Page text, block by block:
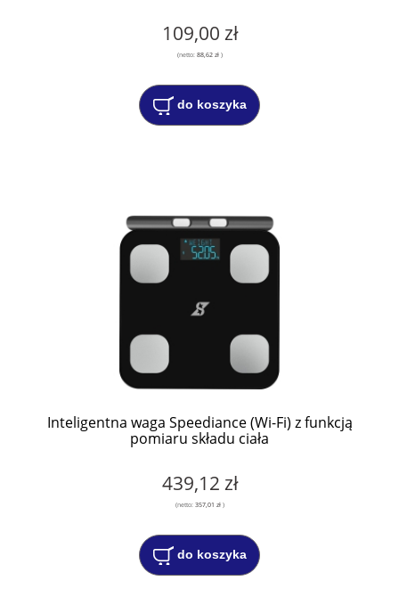
109,00 zł
(netto: 88,62 zł)
do koszyka
Inteligentna waga Speediance (Wi-Fi) z funkcją
pomiaru składu ciała
439,12 zł
(netto: 357,01 zł)
do koszyka